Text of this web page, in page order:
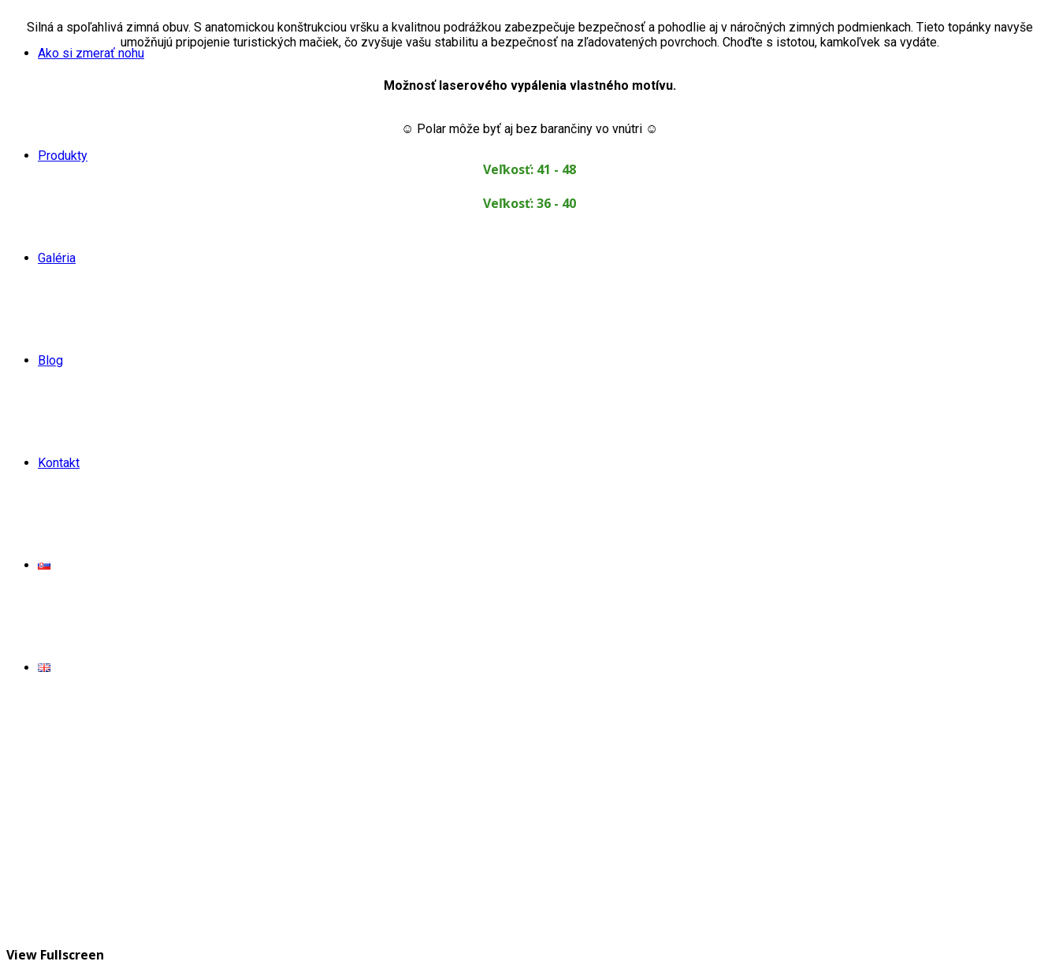
Ako si zmerať nohu
Produkty
Galéria
Blog
Kontakt
Silná a spoľahlivá zimná obuv. S anatomickou konštrukciou vršku a kvalitnou podrážkou zabezpečuje bezpečnosť a pohodlie aj v náročných zimných podmienkach. Tieto topánky navyše
umožňujú pripojenie turistických mačiek, čo zvyšuje vašu stabilitu a bezpečnosť na zľadovatených povrchoch. Choďte s istotou, kamkoľvek sa vydáte.
Možnosť laserového vypálenia vlastného motívu.
☺ Polar môže byť aj bez barančiny vo vnútri ☺
Veľkosť: 41 - 48
Veľkosť: 36 - 40
View Fullscreen